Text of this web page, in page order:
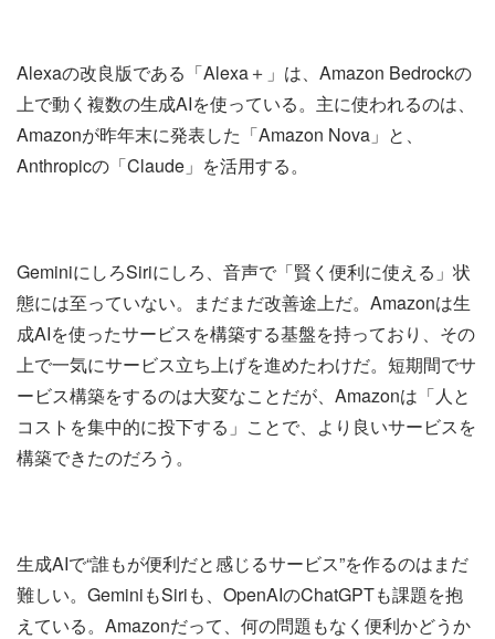
Alexaの改良版である「Alexa＋」は、Amazon Bedrockの
上で動く複数の生成AIを使っている。主に使われるのは、
Amazonが昨年末に発表した「Amazon Nova」と、
Anthropicの「Claude」を活用する。
GeminiにしろSiriにしろ、音声で「賢く便利に使える」状
態には至っていない。まだまだ改善途上だ。Amazonは生
成AIを使ったサービスを構築する基盤を持っており、その
上で一気にサービス立ち上げを進めたわけだ。短期間でサ
ービス構築をするのは大変なことだが、Amazonは「人と
コストを集中的に投下する」ことで、より良いサービスを
構築できたのだろう。
生成AIで“誰もが便利だと感じるサービス”を作るのはまだ
難しい。GeminiもSiriも、OpenAIのChatGPTも課題を抱
えている。Amazonだって、何の問題もなく便利かどうか